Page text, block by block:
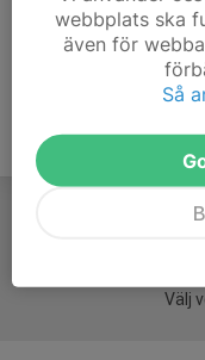
Ålder
Välj
webbplats ska
även för
Så